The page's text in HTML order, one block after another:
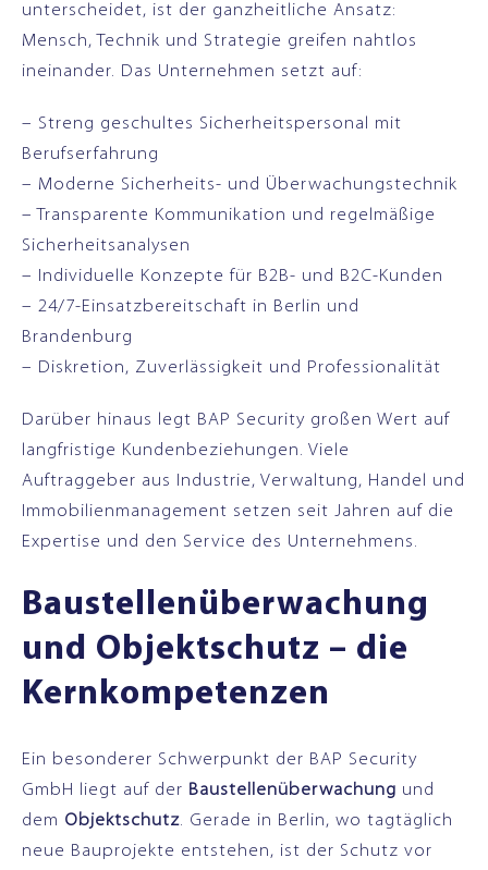
unterscheidet, ist der ganzheitliche Ansatz:
Mensch, Technik und Strategie greifen nahtlos
ineinander. Das Unternehmen setzt auf:
– Streng geschultes Sicherheitspersonal mit
Berufserfahrung
– Moderne Sicherheits- und Überwachungstechnik
– Transparente Kommunikation und regelmäßige
Sicherheitsanalysen
– Individuelle Konzepte für B2B- und B2C-Kunden
– 24/7-Einsatzbereitschaft in Berlin und
Brandenburg
– Diskretion, Zuverlässigkeit und Professionalität
Darüber hinaus legt BAP Security großen Wert auf
langfristige Kundenbeziehungen. Viele
Auftraggeber aus Industrie, Verwaltung, Handel und
Immobilienmanagement setzen seit Jahren auf die
Expertise und den Service des Unternehmens.
Baustellenüberwachung
und Objektschutz – die
Kernkompetenzen
Ein besonderer Schwerpunkt der BAP Security
GmbH liegt auf der Baustellenüberwachung und
dem Objektschutz. Gerade in Berlin, wo tagtäglich
neue Bauprojekte entstehen, ist der Schutz vor